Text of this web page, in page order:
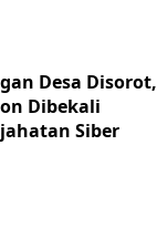
Desa Disorot,
Dibekali
Siber